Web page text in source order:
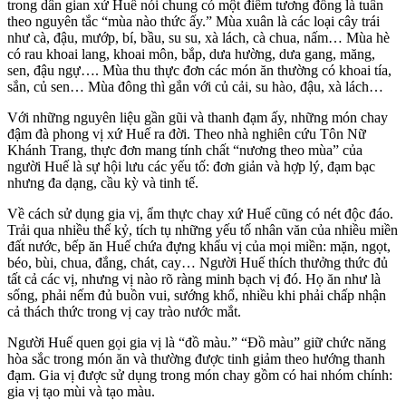
trong dân gian xứ Huế nói chung có một điểm tương đồng là tuân
theo nguyên tắc “mùa nào thức ấy.” Mùa xuân là các loại cây trái
như cà, đậu, mướp, bí, bầu, su su, xà lách, cà chua, nấm… Mùa hè
có rau khoai lang, khoai môn, bắp, dưa hường, dưa gang, măng,
sen, đậu ngự…. Mùa thu thực đơn các món ăn thường có khoai tía,
sắn, củ sen… Mùa đông thì gắn với củ cải, su hào, đậu, xà lách…
Với những nguyên liệu gần gũi và thanh đạm ấy, những món chay
đậm đà phong vị xứ Huế ra đời. Theo nhà nghiên cứu Tôn Nữ
Khánh Trang, thực đơn mang tính chất “nương theo mùa” của
người Huế là sự hội lưu các yếu tố: đơn giản và hợp lý, đạm bạc
nhưng đa dạng, cầu kỳ và tinh tế.
Về cách sử dụng gia vị, ẩm thực chay xứ Huế cũng có nét độc đáo.
Trải qua nhiều thế kỷ, tích tụ những yếu tố nhân văn của nhiều miền
đất nước, bếp ăn Huế chứa đựng khẩu vị của mọi miền: mặn, ngọt,
béo, bùi, chua, đắng, chát, cay… Người Huế thích thưởng thức đủ
tất cả các vị, nhưng vị nào rõ ràng minh bạch vị đó. Họ ăn như là
sống, phải nếm đủ buồn vui, sướng khổ, nhiều khi phải chấp nhận
cả thách thức trong vị cay trào nước mắt.
Người Huế quen gọi gia vị là “đồ màu.” “Đồ màu” giữ chức năng
hòa sắc trong món ăn và thường được tinh giảm theo hướng thanh
đạm. Gia vị được sử dụng trong món chay gồm có hai nhóm chính:
gia vị tạo mùi và tạo màu.